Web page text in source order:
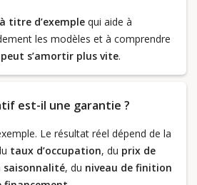
à titre d’exemplequi aide à
les modèles et à comprendre
s’amortir plus vite.
est-il une garantie ?
Le résultat réel dépend de la
taux d’occupation, du prix de
saisonnalité, du niveau de finition